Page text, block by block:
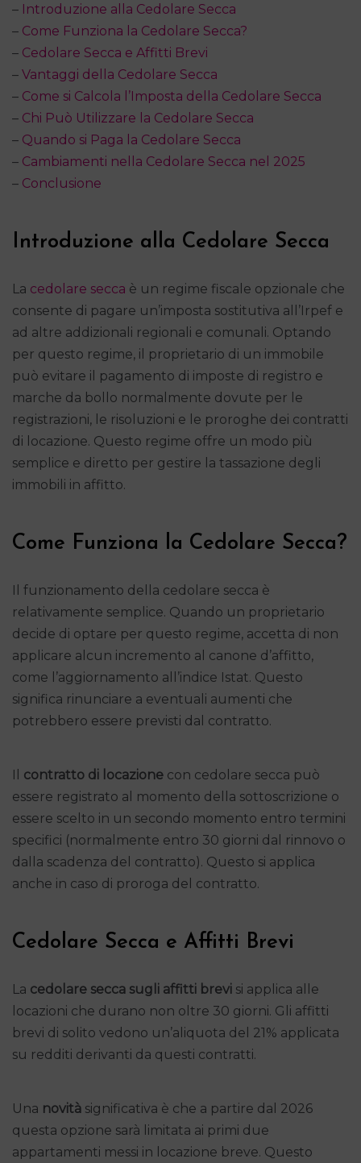
– Introduzione alla Cedolare Secca
– Come Funziona la Cedolare Secca?
– Cedolare Secca e Affitti Brevi
– Vantaggi della Cedolare Secca
– Come si Calcola l’Imposta della Cedolare Secca
– Chi Può Utilizzare la Cedolare Secca
– Quando si Paga la Cedolare Secca
– Cambiamenti nella Cedolare Secca nel 2025
– Conclusione
Introduzione alla Cedolare Secca
La cedolare secca è un regime fiscale opzionale che
consente di pagare un’imposta sostitutiva all’Irpef e
ad altre addizionali regionali e comunali. Optando
per questo regime, il proprietario di un immobile
può evitare il pagamento di imposte di registro e
marche da bollo normalmente dovute per le
registrazioni, le risoluzioni e le proroghe dei contratti
di locazione. Questo regime offre un modo più
semplice e diretto per gestire la tassazione degli
immobili in affitto.
Come Funziona la Cedolare Secca?
Il funzionamento della cedolare secca è
relativamente semplice. Quando un proprietario
decide di optare per questo regime, accetta di non
applicare alcun incremento al canone d’affitto,
come l’aggiornamento all’indice Istat. Questo
significa rinunciare a eventuali aumenti che
potrebbero essere previsti dal contratto.
Il contratto di locazione con cedolare secca può
essere registrato al momento della sottoscrizione o
essere scelto in un secondo momento entro termini
specifici (normalmente entro 30 giorni dal rinnovo o
dalla scadenza del contratto). Questo si applica
anche in caso di proroga del contratto.
Cedolare Secca e Affitti Brevi
La cedolare secca sugli affitti brevi si applica alle
locazioni che durano non oltre 30 giorni. Gli affitti
brevi di solito vedono un’aliquota del 21% applicata
su redditi derivanti da questi contratti.
Una novità significativa è che a partire dal 2026
questa opzione sarà limitata ai primi due
appartamenti messi in locazione breve. Questo